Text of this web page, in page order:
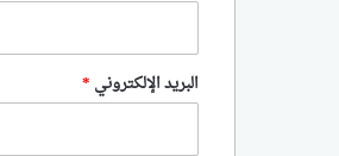
البريد الإلكتروني *